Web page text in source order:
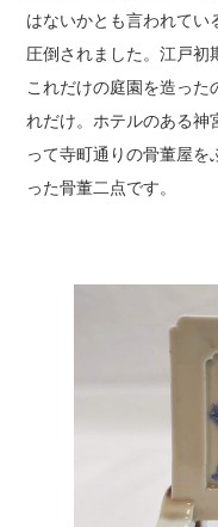
はないかとも言われて
圧倒されました。江戸初
これだけの庭園を造った
れだけ。ホテルのある
って寺町通りの骨董屋
った骨董二点です。